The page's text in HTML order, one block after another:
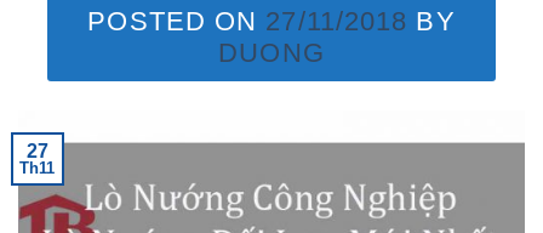
POSTED ON 27/11/2018 BY
DUONG
27
Th11